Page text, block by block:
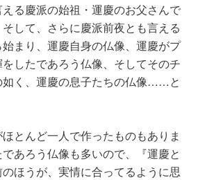
える慶派の始祖・運慶のお父さんで
して、さらに慶派前夜とも言える
まり、運慶自身の仏像、運慶がプ
したであろう仏像、そしてそのチ
如く、運慶の息子たちの仏像……と
とんど一人で作ったものもありま
あろう仏像も多いので、『運慶と
ほうが、実情に合ってるように思